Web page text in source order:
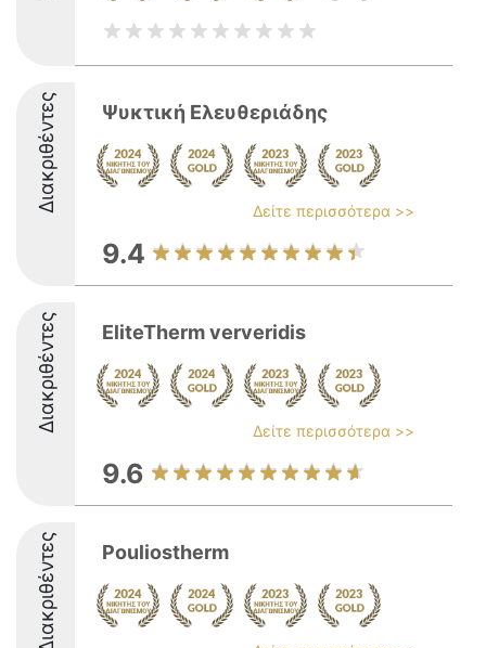
Διακριθέντες Ψυκτική Ελευθεριάδης
Δείτε περισσότερα >>
9.4
Διακριθέντες EliteTherm ververidis
Δείτε περισσότερα >>
9.6
Διακριθέντες Pouliostherm